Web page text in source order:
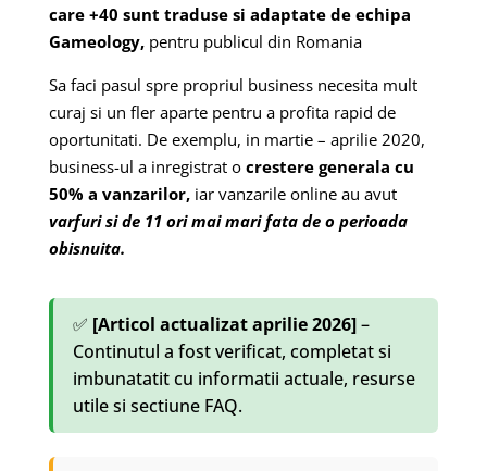
care +40 sunt traduse si adaptate de echipa
Gameology,pentru publicul din Romania
Sa faci pasul spre propriul business necesita mult
curaj si un fler aparte pentru a profita rapid de
oportunitati. De exemplu, in martie – aprilie 2020,
business-ul a inregistrat ocrestere generala cu
50% a vanzarilor,iar vanzarile online au avut
varfuri si de 11 ori mai mari fata de o perioada
obisnuita.
✅ [Articol actualizat aprilie 2026]–
Continutul a fost verificat, completat si
imbunatatit cu informatii actuale, resurse
utile si sectiune FAQ.